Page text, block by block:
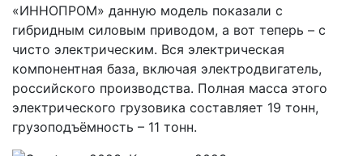
«ИННОПРОМ» данную модель показали с
гибридным силовым приводом, а вот теперь – с
чисто электрическим. Вся электрическая
компонентная база, включая электродвигатель,
российского производства. Полная масса этого
электрического грузовика составляет 19 тонн,
грузоподъёмность – 11 тонн.